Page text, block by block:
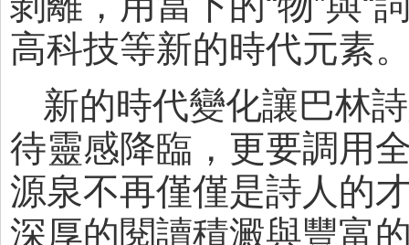
高科技等新的時代元素
新的時代變化讓巴林
待靈感降臨，更要調用
源泉不再僅僅是詩人的
深厚的閱讀積澱與豐富